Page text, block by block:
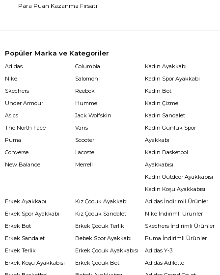
Para Puan Kazanma Fırsatı
Popüler Marka ve Kategoriler
Adidas
Nike
Skechers
Under Armour
Asics
The North Face
Puma
Converse
New Balance
Columbia
Salomon
Reebok
Hummel
Jack Wolfskin
Vans
Scooter
Lacoste
Merrell
Kadın Ayakkabı
Kadın Spor Ayakkabı
Kadın Bot
Kadın Çizme
Kadın Sandalet
Kadın Günlük Spor
Ayakkabı
Kadın Basketbol
Ayakkabısı
Kadın Outdoor Ayakkabısı
Kadın Koşu Ayakkabısı
Erkek Ayakkabı
Erkek Spor Ayakkabı
Erkek Bot
Erkek Sandalet
Erkek Terlik
Erkek Koşu Ayakkabısı
Kız Çocuk Ayakkabı
Kız Çocuk Sandalet
Erkek Çocuk Terlik
Bebek Spor Ayakkabı
Erkek Çocuk Ayakkabısı
Erkek Çocuk Bot
Adidas İndirimli Ürünler
Nike İndirimli Ürünler
Skechers İndirimli Ürünler
Puma İndirimli Ürünler
Adidas Y-3
Adidas Adilette